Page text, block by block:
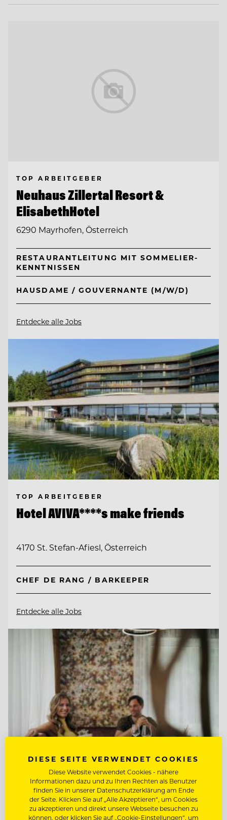
TOP ARBEITGEBER
Neuhaus Zillertal Resort &
ElisabethHotel
6290 Mayrhofen, Österreich
RESTAURANTLEITUNG MIT SOMMELIER-
KENNTNISSEN
HAUSDAME / GOUVERNANTE (M/W/D)
Entdecke alle Jobs
TOP ARBEITGEBER
Hotel AVIVA****s make friends
4170 St. Stefan-Afiesl, Österreich
CHEF DE RANG / BARKEEPER
Entdecke alle Jobs
TOP ARBEITGEBER
Hotel Guglwald
DIESE SEITE VERWENDET COOKIES
Diese Website verwendet Cookies - nähere
Informationen dazu und zu Ihren Rechten als Benutzer
finden Sie in unserer Datenschutzerklärung am Ende
der Seite. Klicken Sie auf „Alle Akzeptieren“, um Cookies
zu akzeptieren und direkt unsere Webseite besuchen zu
können, oder klicken Sie auf „Cookie-Einstellungen“, um